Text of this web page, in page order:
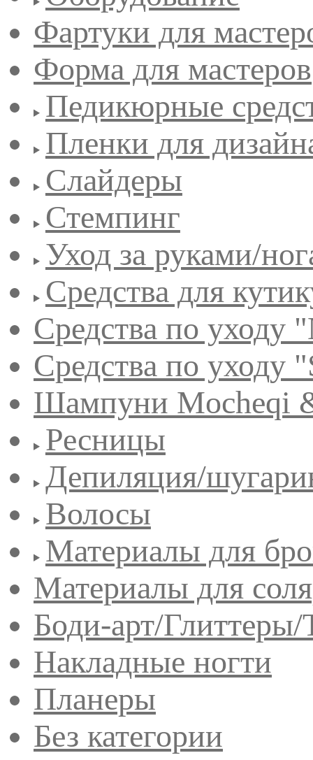
Фартуки для
Форма для мастеров
Педикюрные
Пленки для
Слайдеры
Стемпинг
Уход за руками/
Средства для
Средства по уходу
Средства по уходу
Шампуни Mocheqi
Ресницы
Депиляция/
Волосы
Материалы для
Материалы для
Боди-арт/
Накладные ногти
Планеры
Без категории